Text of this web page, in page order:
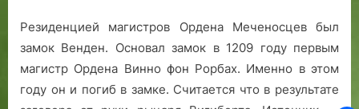
Резиденцией магистров Ордена Меченосцев был
замок Венден. Основал замок в 1209 году первым
магистр Ордена Винно фон Рорбах. Именно в этом
году он и погиб в замке. Считается что в результате